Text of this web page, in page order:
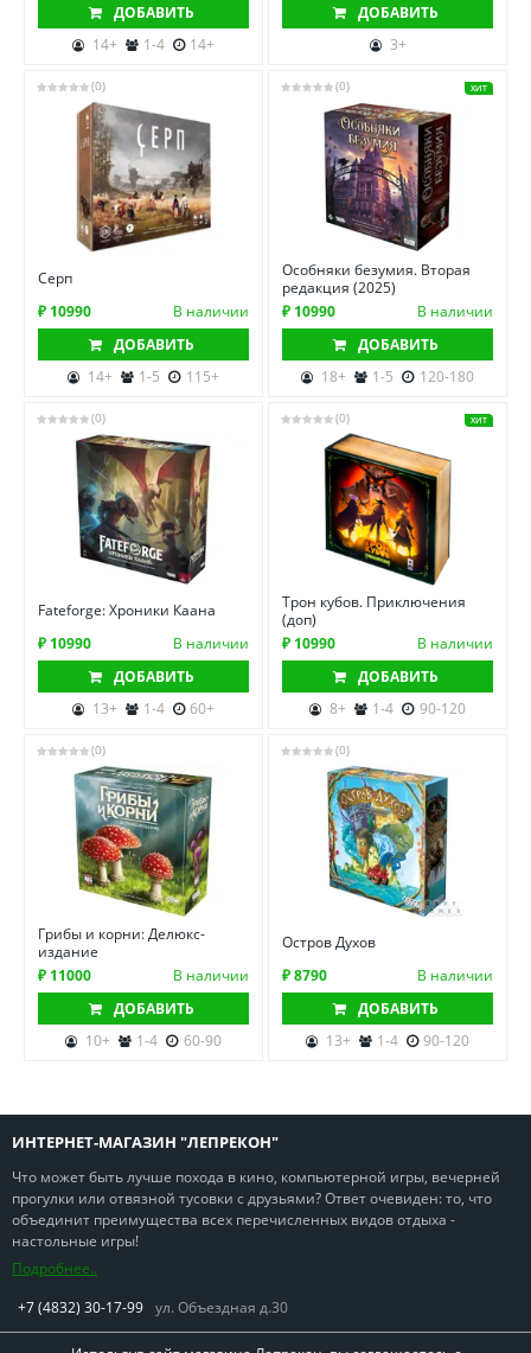
ДОБАВИТЬ
14+
1-4 14+
ДОБАВИТЬ
3+
(0)
Серп
₽ 10990
В наличии
ДОБАВИТЬ
14+
1-5 115+
(0) ХИТ
Особняки безумия. Вторая
редакция (2025)
₽ 10990
В наличии
ДОБАВИТЬ
18+
1-5 120-180
(0)
Fateforge: Хроники Каана
₽ 10990
В наличии
ДОБАВИТЬ
13+
1-4 60+
(0) ХИТ
Трон кубов. Приключения
(доп)
₽ 10990
В наличии
ДОБАВИТЬ
8+
1-4 90-120
(0)
Грибы и корни: Делюкс-
издание
₽ 11000
В наличии
ДОБАВИТЬ
10+
1-4 60-90
(0)
Остров Духов
₽ 8790
В наличии
ДОБАВИТЬ
13+
1-4 90-120
ИНТЕРНЕТ-МАГАЗИН "ЛЕПРЕКОН"
Что может быть лучше похода в кино, компьютерной игры, вечерней
прогулки или отвязной тусовки с друзьями? Ответ очевиден: то, что
объединит преимущества всех перечисленных видов отдыха -
настольные игры!
Подробнее..
+7 (4832) 30-17-99 ул. Объездная д.30